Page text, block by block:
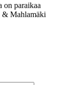
on paraikaa
& Mahlamäki